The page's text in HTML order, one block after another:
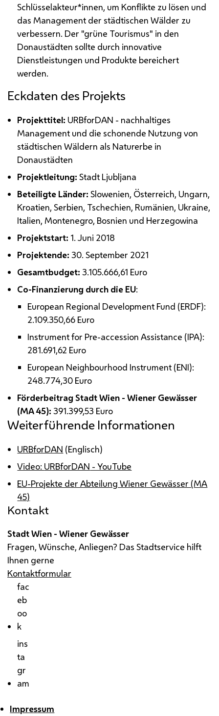
Schlüsselakteur*innen, um Konflikte zu lösen und
das Management der städtischen Wälder zu
verbessern. Der "grüne Tourismus" in den
Donaustädten sollte durch innovative
Dienstleistungen und Produkte bereichert
werden.
Eckdaten des Projekts
Projekttitel: URBforDAN - nachhaltiges
Management und die schonende Nutzung von
städtischen Wäldern als Naturerbe in
Donaustädten
Projektleitung: Stadt Ljubljana
Beteiligte Länder: Slowenien, Österreich, Ungarn,
Kroatien, Serbien, Tschechien, Rumänien, Ukraine,
Italien, Montenegro, Bosnien und Herzegowina
Projektstart: 1. Juni 2018
Projektende: 30. September 2021
Gesamtbudget: 3.105.666,61 Euro
Co-Finanzierung durch die EU:
European Regional Development Fund (ERDF):
2.109.350,66 Euro
Instrument for Pre-accession Assistance (IPA):
281.691,62 Euro
European Neighbourhood Instrument(ENI):
248.774,30 Euro
Förderbeitrag Stadt Wien - Wiener Gewässer
(MA45): 391.399,53 Euro
Weiterführende Informationen
URBforDAN (Englisch)
Video: URBforDAN - YouTube
EU-Projekte der Abteilung Wiener Gewässer (MA
45)
Kontakt
Stadt Wien - Wiener Gewässer
Fragen, Wünsche, Anliegen? Das Stadtservice hilft
Ihnen gerne
Kontaktformular
fac
eb
oo
k
ins
ta
gr
am
Impressum